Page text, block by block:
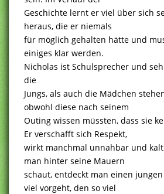
Geschichte lernt er viel über sich
heraus, die er niemals
für möglich gehalten hätte und
einiges klar werden.
Nicholas ist Schulsprecher und
die
Jungs, als auch die Mädchen
obwohl diese nach seinem
Outing wissen müssten, dass sie
Er verschafft sich Respekt,
wirkt manchmal unnahbar und
man hinter seine Mauern
schaut, entdeckt man einen
viel vorgeht, den so viel